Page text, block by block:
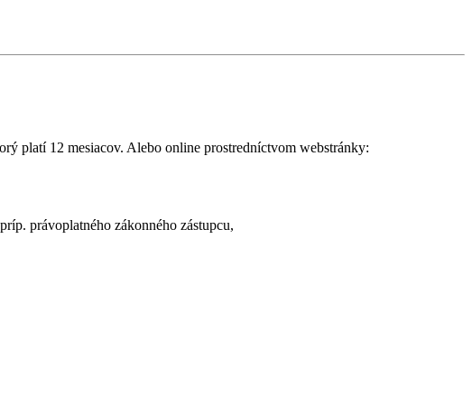
platí 12 mesiacov. Alebo online prostredníctvom webstránky:
právoplatného zákonného zástupcu,